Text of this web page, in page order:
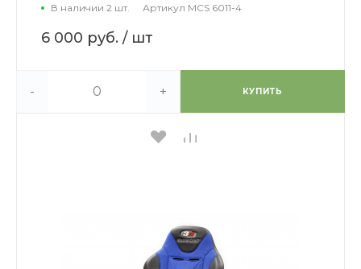
В наличии 2 шт. Артикул MCS 6011-4
6 000 руб. / шт
- + КУПИТЬ